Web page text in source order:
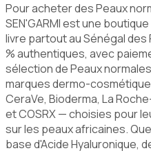
Pour acheter des Peaux
SEN'GARMI est une
livre partout au Sénégal des
% authentiques, avec
sélection de Peaux
marques dermo-
CeraVe, Bioderma, La
et COSRX — choisies pour
sur les peaux africaines.
base d'Acide Hyaluronique,